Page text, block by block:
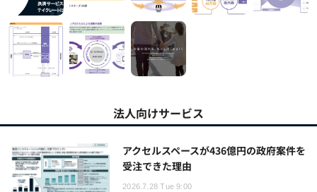
法人向けサービス
アクセルスペースが436億円の政府案件を
受注できた理由
2026.7.28 Tue 9:00